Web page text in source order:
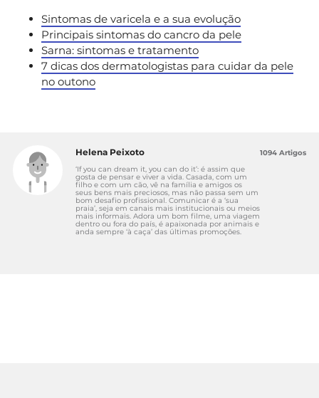
Sintomas de varicela e a sua evolução
Principais sintomas do cancro da pele
Sarna: sintomas e tratamento
7 dicas dos dermatologistas para cuidar da pele
no outono
Helena Peixoto
‘If you can dream it, you can do it’: é assim que
gosta de pensar e viver a vida. Casada, com um
filho e com um cão, vê na família e amigos os
seus bens mais preciosos, mas não passa sem um
bom desafio profissional. Comunicar é a ‘sua
praia’, seja em canais mais institucionais ou meios
mais informais. Adora um bom filme, uma viagem
dentro ou fora do país, é apaixonada por animais e
anda sempre ‘à caça’ das últimas promoções.
1094 Artigos